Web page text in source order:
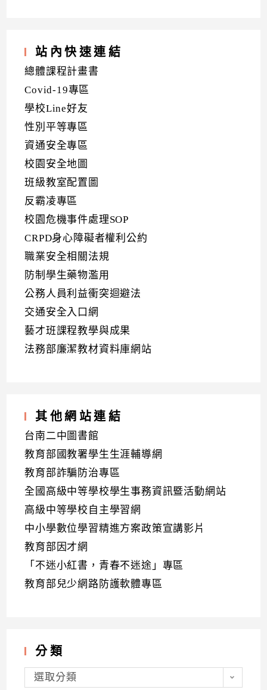
站內快速連結
總體課程計畫書
Covid-19專區
學校Line好友
性別平等專區
資通安全專區
校園安全地圖
班級教室配置圖
反霸凌專區
校園危機事件處理SOP
CRPD身心障礙者權利公約
職業安全相關法規
防制學生藥物濫用
公務人員利益衝突迴避法
交通安全入口網
藝才班課程教學與成果
法務部廉潔教材資料庫網站
其他網站連結
台南二中圖書館
教育部國教署學生生涯輔導網
教育部詐騙防治專區
全國高級中等學校學生事務資訊暨活動網站
高級中等學校自主學習網
中小學數位學習精進方案政策宣講影片
教育部因才網
「不迷小紅書，青春不迷途」專區
教育部兒少網路防護軟體專區
分類
分
類選取分類